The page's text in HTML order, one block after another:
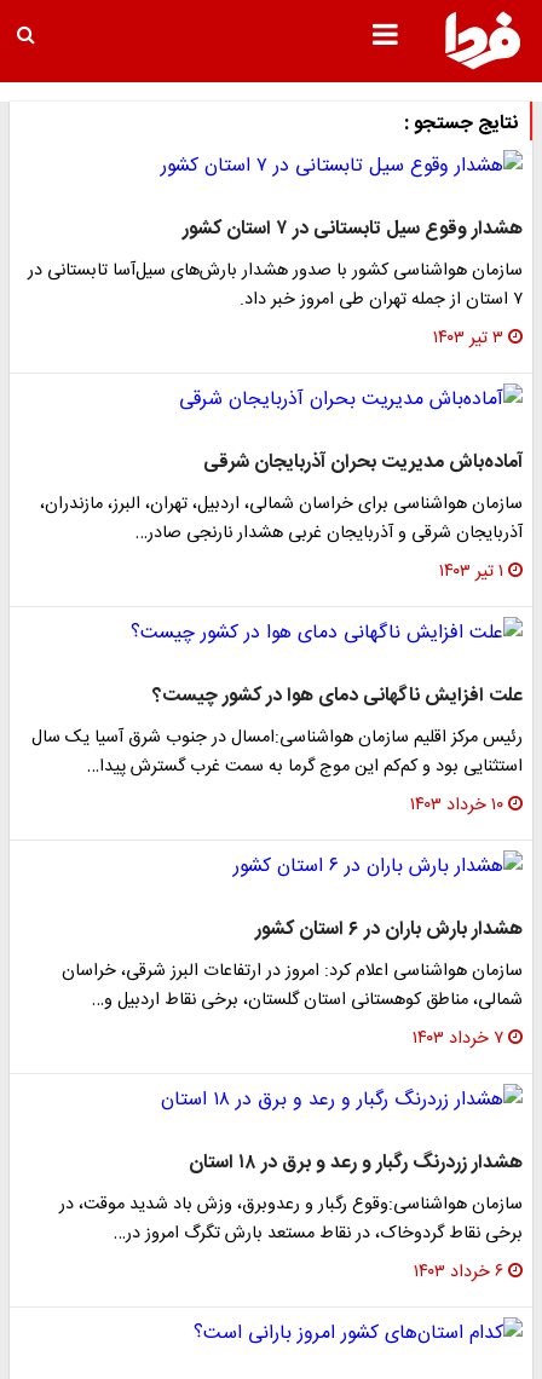
نتایج جستجو :
هشدار وقوع سیل تابستانی در ۷ استان کشور
سازمان هواشناسی کشور با صدور هشدار بارش‌های سیل‌آسا تابستانی در
۷ استان از جمله تهران طی امروز خبر داد.
۳ تیر ۱۴۰۳
آماده‌باش مدیریت بحران آذربایجان شرقی
سازمان هواشناسی برای خراسان شمالی، اردبیل، تهران، البرز، مازندران،
آذربایجان شرقی و آذربایجان غربی هشدار نارنجی صادر…
علت افزایش ناگهانی دمای هوا در کشور چیست؟
رئیس مرکز اقلیم سازمان هواشناسی:امسال در جنوب شرق آسیا یک سال
استثنایی بود و کم‌کم این موج گرما به سمت غرب گسترش پیدا…
۱۰ خرداد ۱۴۰۳
هشدار بارش باران در ۶ استان کشور
سازمان هواشناسی اعلام کرد: امروز در ارتفاعات البرز شرقی، خراسان
شمالی، مناطق کوهستانی استان گلستان، برخی نقاط اردبیل و…
۷ خرداد ۱۴۰۳
هشدار زردرنگ رگبار و رعد و برق در ۱۸ استان
سازمان هواشناسی:وقوع رگبار و رعدوبرق، وزش باد شدید موقت، در
برخی نقاط گردوخاک، در نقاط مستعد بارش تگرگ امروز در…
۶ خرداد ۱۴۰۳